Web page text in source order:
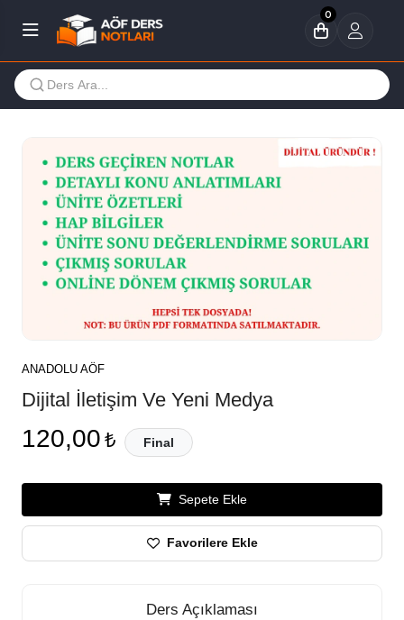
0
ANADOLU AÖF
Dijital İletişim Ve Yeni Medya
120,00 ₺ Final
Sepete Ekle
Favorilere Ekle
Ders Açıklaması